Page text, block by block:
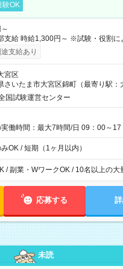
験OK
割により手当あり
より昇給あり 【即給（前払い）オ
れる場合、勤務から1週間ほどで給
模擬試験 8:30～17:30（休憩1時間
10,400円＋交通費 ※当日の役割によ
・国家試験 7:00～13:30（休憩なし
100円）×6時間＝日収8,400円＋交通費 【
し
支給あり
宮区
さいたま市大宮区錦町（最寄り駅：
国試験運営センター
実働時間：最大7時間/日 09：00～
り異なります。
OK / 短期（1ヶ月以内）
/ 副業・WワークOK / 10名以上の大
応募する
未読